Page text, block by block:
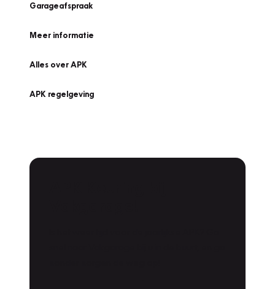
Garageafspraak
Meer informatie
Alles over APK
APK regelgeving